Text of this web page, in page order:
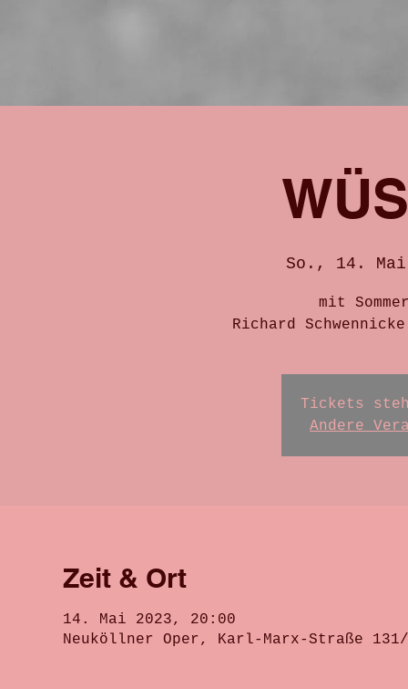
So., 14. Mai
mit
Richard
Tickets
Andere
Zeit & Ort
14. Mai 2023, 20:00
Neuköllner Oper, Karl-Marx-Straße